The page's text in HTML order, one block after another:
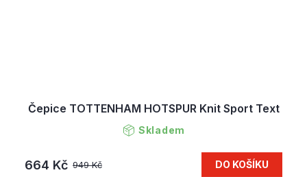
Čepice TOTTENHAM HOTSPUR Knit Sport Text
Skladem
949 Kč
664 Kč DO KOŠÍKU